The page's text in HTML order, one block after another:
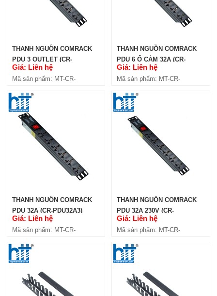
THANH NGUỒN COMRACK
PDU 3 OUTLET (CR-
PDU3C13)
Giá: Liên hệ
Mã sản phẩm: MT-CR-
THANH NGUỒN COMRACK
PDU 6 Ổ CẮM 32A (CR-
PDU32A6)
Giá: Liên hệ
Mã sản phẩm: MT-CR-
THANH NGUỒN COMRACK
PDU 32A (CR-PDU32A3)
Giá: Liên hệ
Mã sản phẩm: MT-CR-
THANH NGUỒN COMRACK
PDU 32A 230V (CR-
PDU20C13-4C19-32A)
Giá: Liên hệ
Mã sản phẩm: MT-CR-